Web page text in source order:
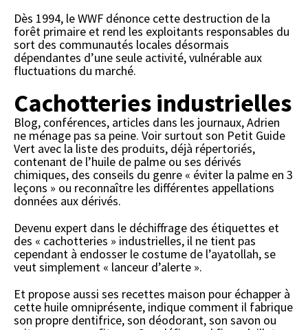
Dès 1994, le WWF dénonce cette destruction de la
forêt primaire et rend les exploitants responsables du
sort des communautés locales désormais
dépendantes d’une seule activité, vulnérable aux
fluctuations du marché.
Cachotteries industrielles
Blog, conférences, articles dans les journaux, Adrien
ne ménage pas sa peine. Voir surtout son Petit Guide
Vert avec la liste des produits, déjà répertoriés,
contenant de l’huile de palme ou ses dérivés
chimiques, des conseils du genre « éviter la palme en 3
leçons » ou reconnaître les différentes appellations
données aux dérivés.
Devenu expert dans le déchiffrage des étiquettes et
des « cachotteries » industrielles, il ne tient pas
cependant à endosser le costume de l’ayatollah, se
veut simplement « lanceur d’alerte ».
Et propose aussi ses recettes maison pour échapper à
cette huile omniprésente, indique comment il fabrique
son propre dentifrice, son déodorant, son savon ou